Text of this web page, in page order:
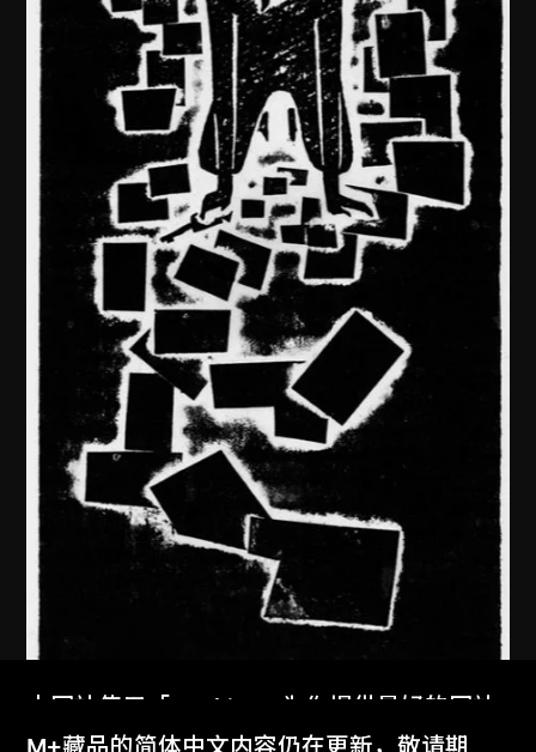
馬德升
本网站使用「Cookies」为你提供最好的网站
体验。
M+藏品的简体中文内容仍在更新，敬请期